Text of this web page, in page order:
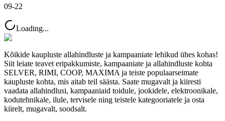
09-22
Loading...
Kõikide kaupluste allahindluste ja kampaaniate lehikud ühes kohas!
Siit leiate teavet eripakkumiste, kampaaniate ja allahindluste kohta
SELVER, RIMI, COOP, MAXIMA ja teiste populaarseimate
kaupluste kohta, mis aitab teil säästa. Saate mugavalt ja kiiresti
vaadata allahindlusi, kampaaniaid toidule, jookidele, elektroonikale,
kodutehnikale, ilule, tervisele ning teistele kategooriatele ja osta
kiirelt, mugavalt, soodsalt.